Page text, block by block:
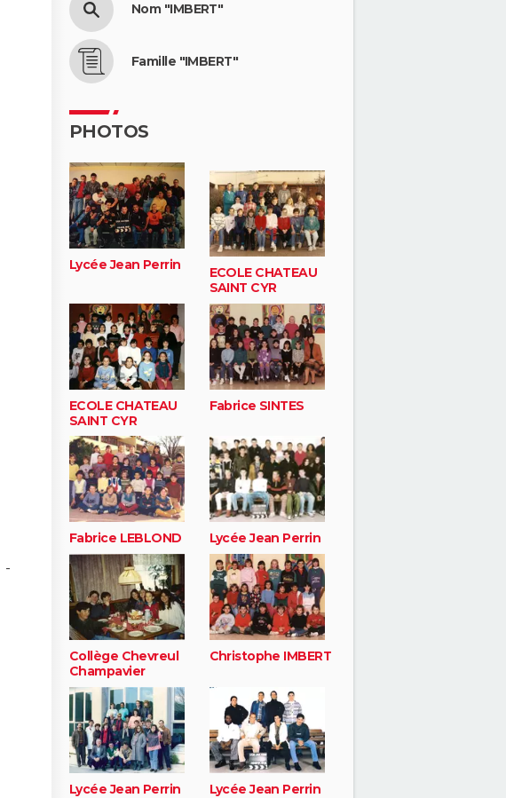
-
Nom "IMBERT"
Famille "IMBERT"
PHOTOS
Lycée Jean Perrin
ECOLE CHATEAU
SAINT CYR
ECOLE CHATEAU
SAINT CYR
Fabrice SINTES
Fabrice LEBLOND Lycée Jean Perrin
Collège Chevreul
Champavier
Christophe IMBERT
Lycée Jean Perrin Lycée Jean Perrin